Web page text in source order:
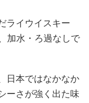
ライウイスキー
加水・ろ過なしで
日本ではなかなか
ーさが強く出た味